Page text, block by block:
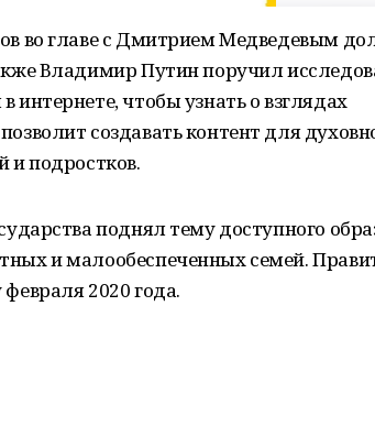
во главе с Дмитрием Медведевым
Владимир Путин поручил
интернете, чтобы узнать о взглядах
создавать контент для
и подростков.
поднял тему доступного
и малообеспеченных семей.
2020 года.